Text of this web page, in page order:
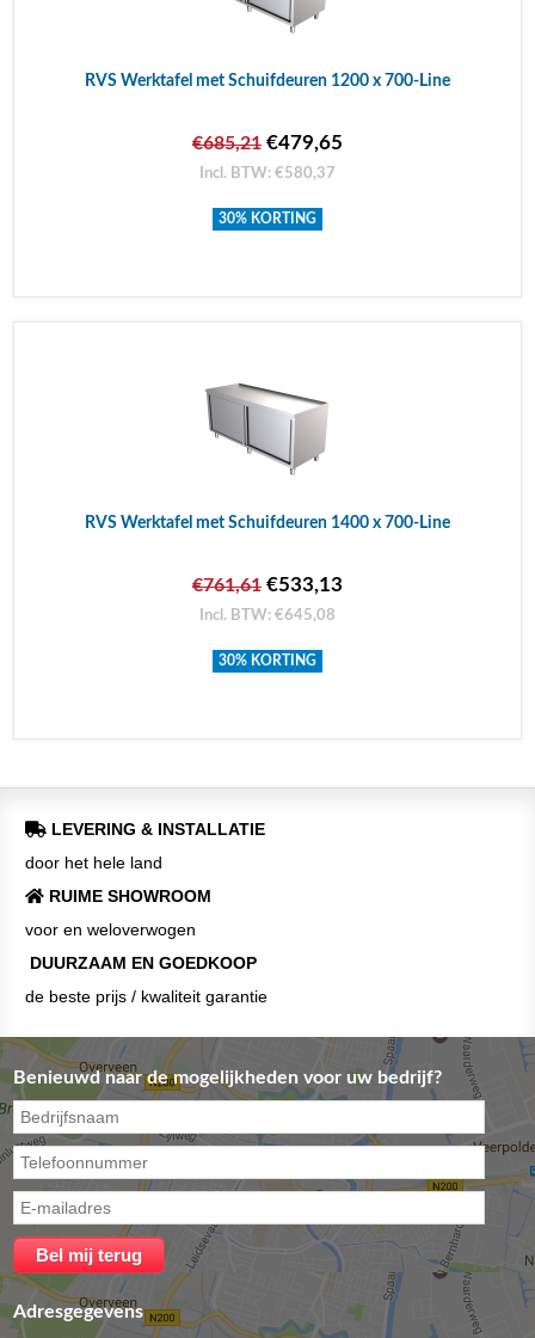
RVS Werktafel met Schuifdeuren 1200 x 700-Line
€685,21 €479,65
Incl. BTW: €580,37
30% KORTING
RVS Werktafel met Schuifdeuren 1400 x 700-Line
€761,61 €533,13
Incl. BTW: €645,08
30% KORTING
LEVERING & INSTALLATIE
door het hele land
RUIME SHOWROOM
voor en weloverwogen
DUURZAAM EN GOEDKOOP
de beste prijs / kwaliteit garantie
Benieuwd naar de mogelijkheden voor uw bedrijf?
Adresgegevens